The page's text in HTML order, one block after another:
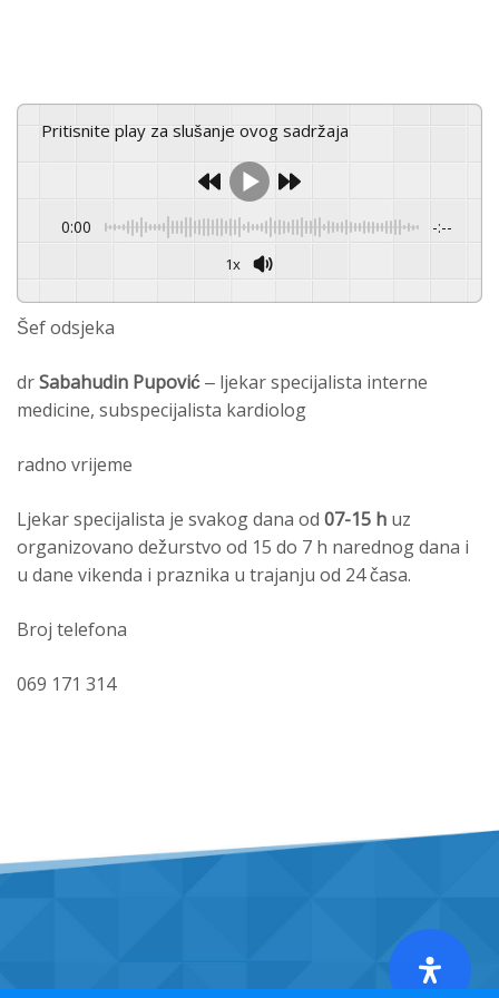
Pritisnite play za slušanje ovog sadržaja
0:00 -:--
1x
Šef odsjeka
drSabahudin Pupović– ljekar specijalista interne
medicine, subspecijalista kardiolog
radno vrijeme
Ljekar specijalista je svakog dana od 07-15 h uz
organizovano dežurstvo od 15 do 7 h narednog dana i
u dane vikenda i praznika u trajanju od 24 časa.
Broj telefona
069 171 314